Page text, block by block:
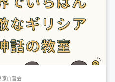
京自習会